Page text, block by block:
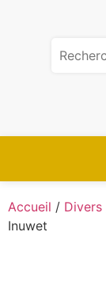
Accueil / Divers
Inuwet